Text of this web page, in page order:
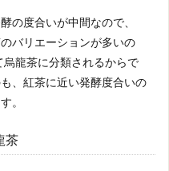
の度合いが中間なので、
バリエーションが多いの
龍茶に分類されるからで
、紅茶に近い発酵度合いの
。
茶